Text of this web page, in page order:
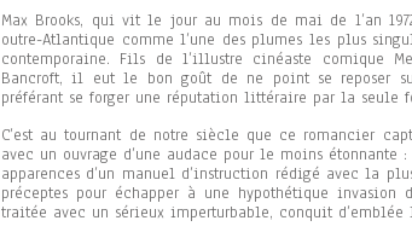
Max Brooks, qui vit le jour au mois de mai de l’an
outre-Atlantique comme l’une des plumes les plus
contemporaine. Fils de l’illustre cinéaste comique
Bancroft, il eut le bon goût de ne point se reposer
préférant se forger une réputation littéraire par la seule
C’est au tournant de notre siècle que ce romancier
avec un ouvrage d’une audace pour le moins
apparences d’un manuel d’instruction rédigé avec la
préceptes pour échapper à une hypothétique
traitée avec un sérieux imperturbable, conquit